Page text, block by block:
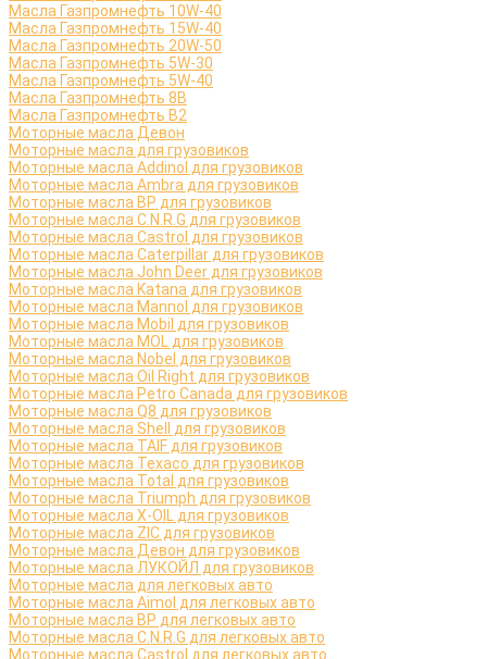
Масла Газпромнефть 10W-40
Масла Газпромнефть 15W-40
Масла Газпромнефть 20W-50
Масла Газпромнефть 5W-30
Масла Газпромнефть 5W-40
Масла Газпромнефть 8B
Масла Газпромнефть B2
Моторные масла Девон
Моторные масла для грузовиков
Моторные масла Addinol для грузовиков
Моторные масла Ambra для грузовиков
Моторные масла BP для грузовиков
Моторные масла C.N.R.G для грузовиков
Моторные масла Castrol для грузовиков
Моторные масла Caterpillar для грузовиков
Моторные масла John Deer для грузовиков
Моторные масла Katana для грузовиков
Моторные масла Mannol для грузовиков
Моторные масла Mobil для грузовиков
Моторные масла MOL для грузовиков
Моторные масла Nobel для грузовиков
Моторные масла Oil Right для грузовиков
Моторные масла Petro Canada для грузовиков
Моторные масла Q8 для грузовиков
Моторные масла Shell для грузовиков
Моторные масла TAIF для грузовиков
Моторные масла Texaco для грузовиков
Моторные масла Total для грузовиков
Моторные масла Triumph для грузовиков
Моторные масла X-OIL для грузовиков
Моторные масла ZIC для грузовиков
Моторные масла Девон для грузовиков
Моторные масла ЛУКОЙЛ для грузовиков
Моторные масла для легковых авто
Моторные масла Aimol для легковых авто
Моторные масла BP для легковых авто
Моторные масла C.N.R.G для легковых авто
Моторные масла Castrol для легковых авто